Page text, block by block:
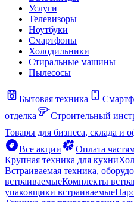
Услуги
Телевизоры
Ноутбуки
Смартфоны
Холодильники
Стиральные машины
Пылесосы
Бытовая техника
отделка
Строительный
Товары для бизнеса, склада и
Все акции
Оплата
Крупная техника для кухни
Встраиваемая техника,
встраиваемыеКомплекты
упаковщики встраиваемые